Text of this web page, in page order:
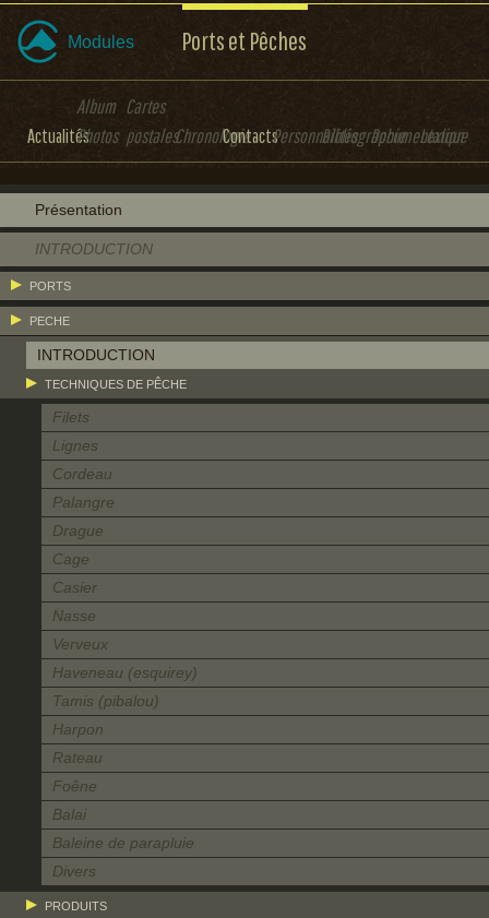
Modules Ports et Pêches
Actualités
Album
Photos
Cartes
postalesChronologieContactsPersonnalitésBibliographieDocumentation
Lexique
Présentation
INTRODUCTION
PORTS
PECHE
INTRODUCTION
TECHNIQUES DE PÊCHE
Filets
Lignes
Cordeau
Palangre
Drague
Cage
Casier
Nasse
Verveux
Haveneau (esquirey)
Tamis (pibalou)
Harpon
Rateau
Foêne
Balai
Baleine de parapluie
Divers
PRODUITS